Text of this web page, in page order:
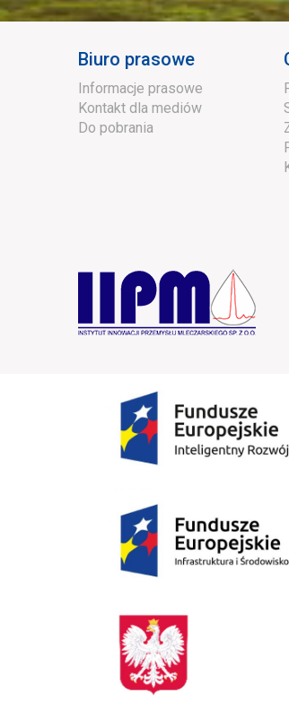
Biuro prasowe
Informacje prasowe
Kontakt dla mediów
Do pobrania